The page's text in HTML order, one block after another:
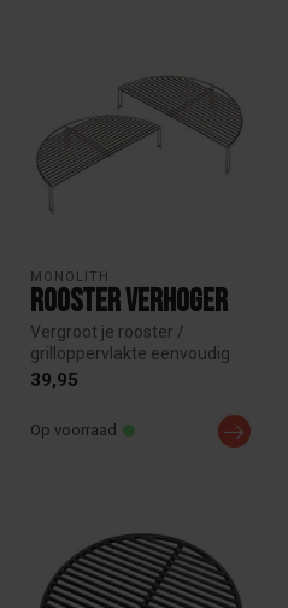
MONOLITH
Rooster verhoger
Vergroot je rooster /
grilloppervlakte eenvoudig
met een half rooster van
39,95
Op voorraad